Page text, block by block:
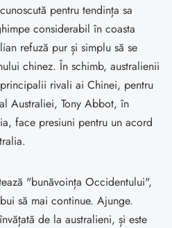
pentru tendința sa
considerabil în coasta
refuză pur și simplu să se
chinez. În schimb, australienii
rivali ai Chinei, pentru
Australiei, Tony Abbot, în
face presiuni pentru un acord
"bunăvoința Occidentului",
să mai continue. Ajunge.
de la australieni, și este